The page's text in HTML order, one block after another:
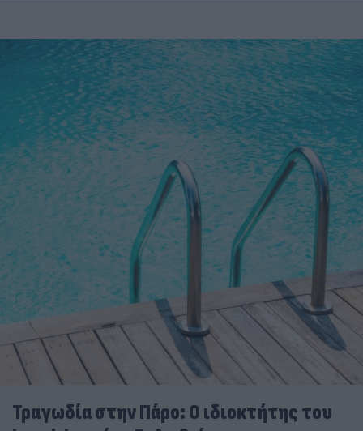
Τραγωδία στην Πάρο: Ο ιδιοκτήτης του